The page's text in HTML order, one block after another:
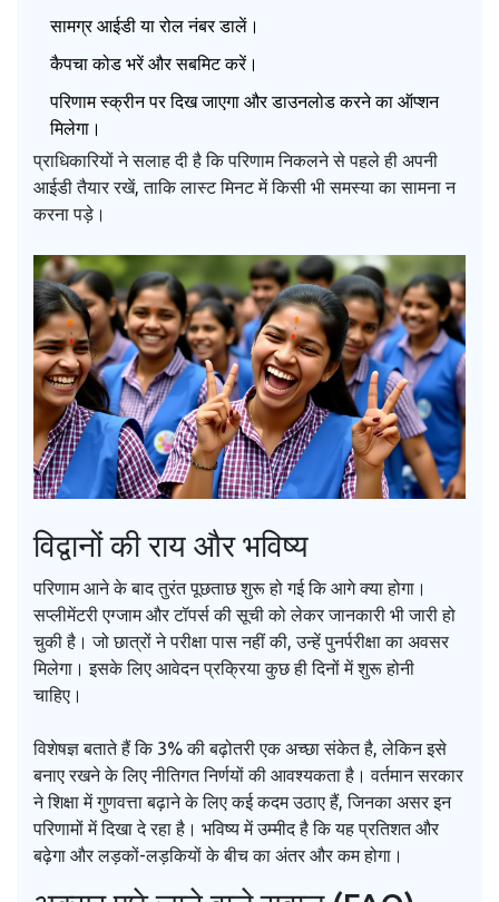
सामग्र आईडी या रोल नंबर डालें।
कैपचा कोड भरें और सबमिट करें।
परिणाम स्क्रीन पर दिख जाएगा और डाउनलोड करने का ऑप्शन
मिलेगा।
प्राधिकारियों ने सलाह दी है कि परिणाम निकलने से पहले ही अपनी
आईडी तैयार रखें, ताकि लास्ट मिनट में किसी भी समस्या का सामना न
करना पड़े।
विद्वानों की राय और भविष्य
परिणाम आने के बाद तुरंत पूछताछ शुरू हो गई कि आगे क्या होगा।
सप्लीमेंटरी एग्जाम और टॉपर्स की सूची को लेकर जानकारी भी जारी हो
चुकी है। जो छात्रों ने परीक्षा पास नहीं की, उन्हें पुनर्परीक्षा का अवसर
मिलेगा। इसके लिए आवेदन प्रक्रिया कुछ ही दिनों में शुरू होनी
चाहिए।
विशेषज्ञ बताते हैं कि 3% की बढ़ोतरी एक अच्छा संकेत है, लेकिन इसे
बनाए रखने के लिए नीतिगत निर्णयों की आवश्यकता है। वर्तमान सरकार
ने शिक्षा में गुणवत्ता बढ़ाने के लिए कई कदम उठाए हैं, जिनका असर इन
परिणामों में दिखा दे रहा है। भविष्य में उम्मीद है कि यह प्रतिशत और
बढ़ेगा और लड़कों-लड़कियों के बीच का अंतर और कम होगा।